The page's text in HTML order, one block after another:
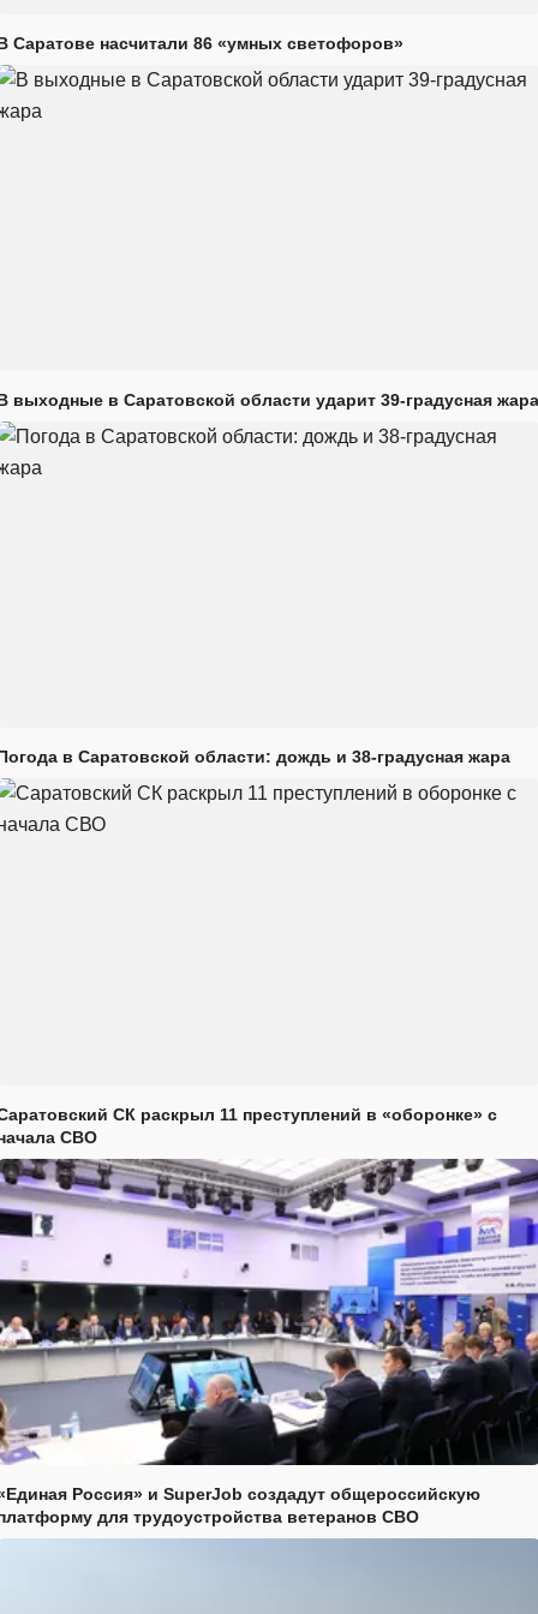
Саратове насчитали 86 «умных светофоров»
выходные в Саратовской области ударит 39-градусная жара
в Саратовской области: дождь и 38-градусная жара
СК раскрыл 11 преступлений в «оборонке» с
СВО
Россия» и SuperJob создадут общероссийскую
для трудоустройства ветеранов СВО